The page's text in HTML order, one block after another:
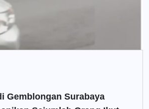
Gemblongan Surabaya